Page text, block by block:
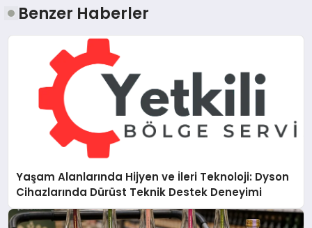
Benzer Haberler
Yaşam Alanlarında Hijyen ve İleri Teknoloji: Dyson
Cihazlarında Dürüst Teknik Destek Deneyimi